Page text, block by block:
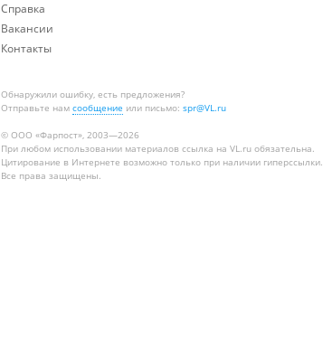
Справка
Вакансии
Контакты
Обнаружили ошибку, есть предложения?
Отправьте нам сообщение или письмо: spr@VL.ru
© ООО «Фарпост», 2003—2026
При любом использовании материалов ссылка на VL.ru обязательна.
Цитирование в Интернете возможно только при наличии гиперссылки.
Все права защищены.